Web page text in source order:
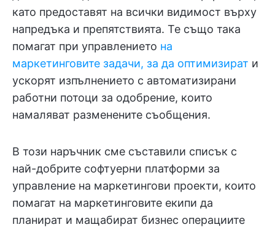
като предоставят на всички видимост върху
напредъка и препятствията. Те също така
помагат при управлението на
маркетинговите задачи, за да оптимизират и
ускорят изпълнението с автоматизирани
работни потоци за одобрение, които
намаляват разменените съобщения.
В този наръчник сме съставили списък с
най-добрите софтуерни платформи за
управление на маркетингови проекти, които
помагат на маркетинговите екипи да
планират и мащабират бизнес операциите